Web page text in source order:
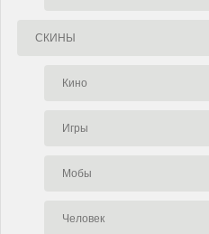
СКИНЫ
Кино
Игры
Мобы
Человек